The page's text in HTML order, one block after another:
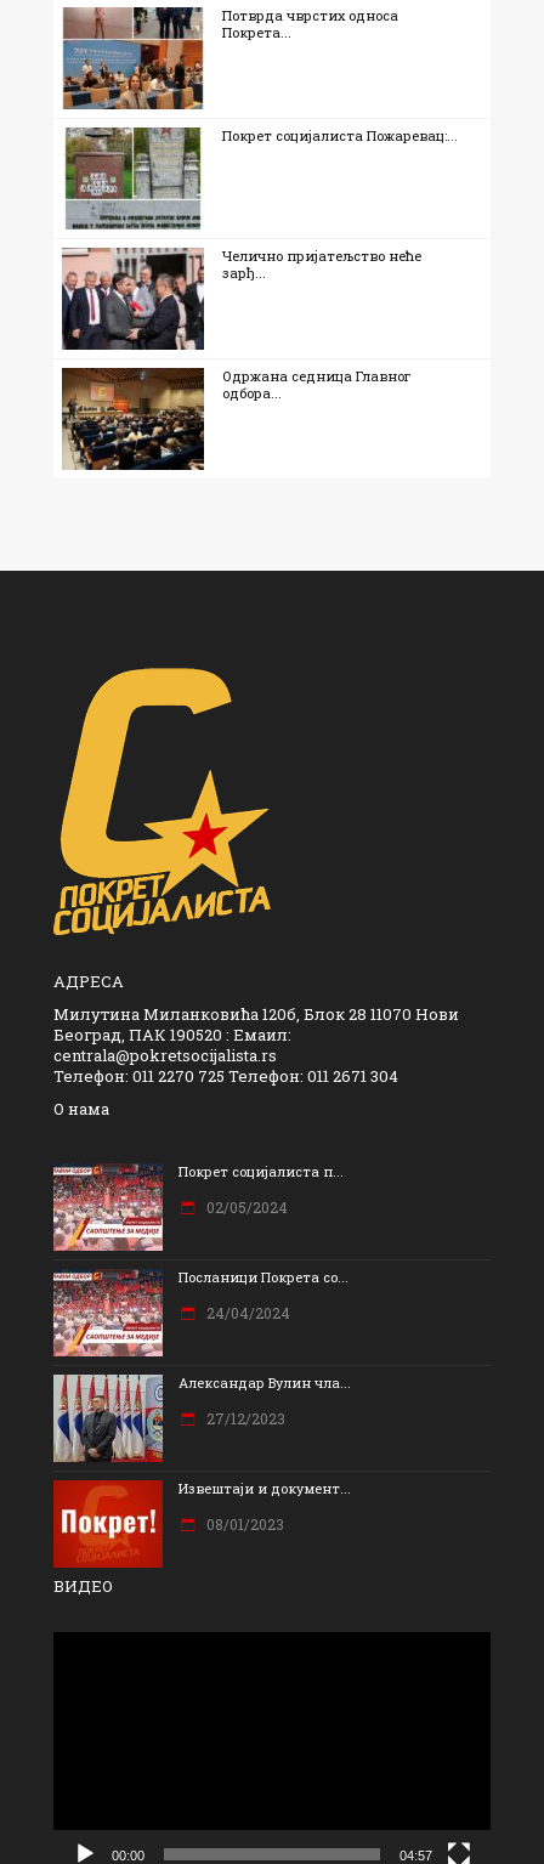
Потврда чврстих односа
Покрета...
Покрет социјалиста Пожаревац:...
Челично пријатељство неће
зарђ...
Одржана седница Главног
одбора...
АДРЕСА
Милутина Миланковића 120б, Блок 28 11070 Нови
Београд, ПАК 190520 : Емаил:
centrala@pokretsocijalista.rs
Телефон: 011 2270 725 Телефон: 011 2671 304
О нама
Покрет социјалиста п...
02/05/2024
Посланици Покрета со...
24/04/2024
Александар Вулин чла...
27/12/2023
Извештаји и документ...
08/01/2023
ВИДЕО
00:00 04:57